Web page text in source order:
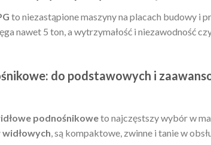
to niezastąpione maszyny na placach budowy i
nawet 5 ton, a wytrzymałość i niezawodność
do podstawowych i
podnośnikoweto najczęstszy wybór w
, są kompaktowe, zwinne i tanie w